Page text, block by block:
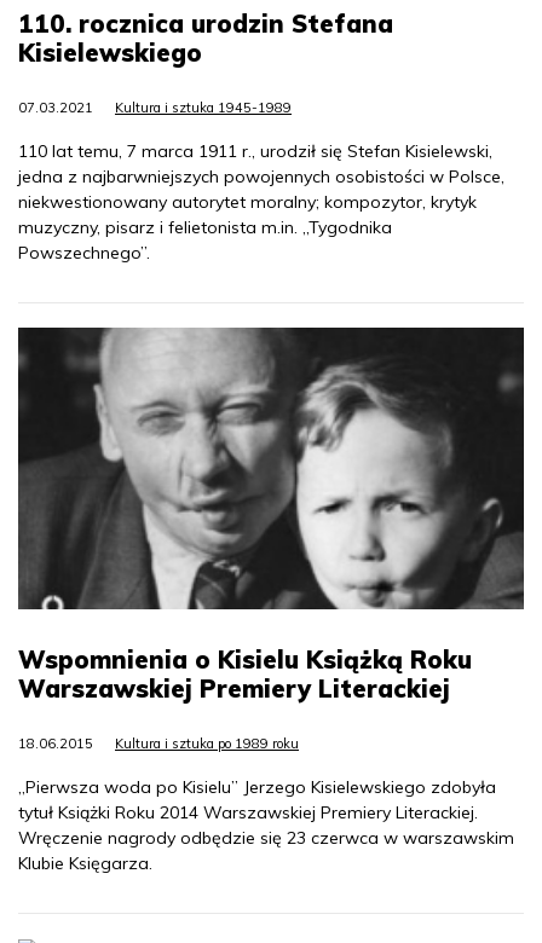
110. rocznica urodzin Stefana
Kisielewskiego
07.03.2021 Kultura i sztuka 1945-1989
110 lat temu, 7 marca 1911 r., urodził się Stefan Kisielewski,
jedna z najbarwniejszych powojennych osobistości w Polsce,
niekwestionowany autorytet moralny; kompozytor, krytyk
muzyczny, pisarz i felietonista m.in. „Tygodnika
Powszechnego”.
Wspomnienia o Kisielu Książką Roku
Warszawskiej Premiery Literackiej
18.06.2015 Kultura i sztuka po 1989 roku
„Pierwsza woda po Kisielu” Jerzego Kisielewskiego zdobyła
tytuł Książki Roku 2014 Warszawskiej Premiery Literackiej.
Wręczenie nagrody odbędzie się 23 czerwca w warszawskim
Klubie Księgarza.